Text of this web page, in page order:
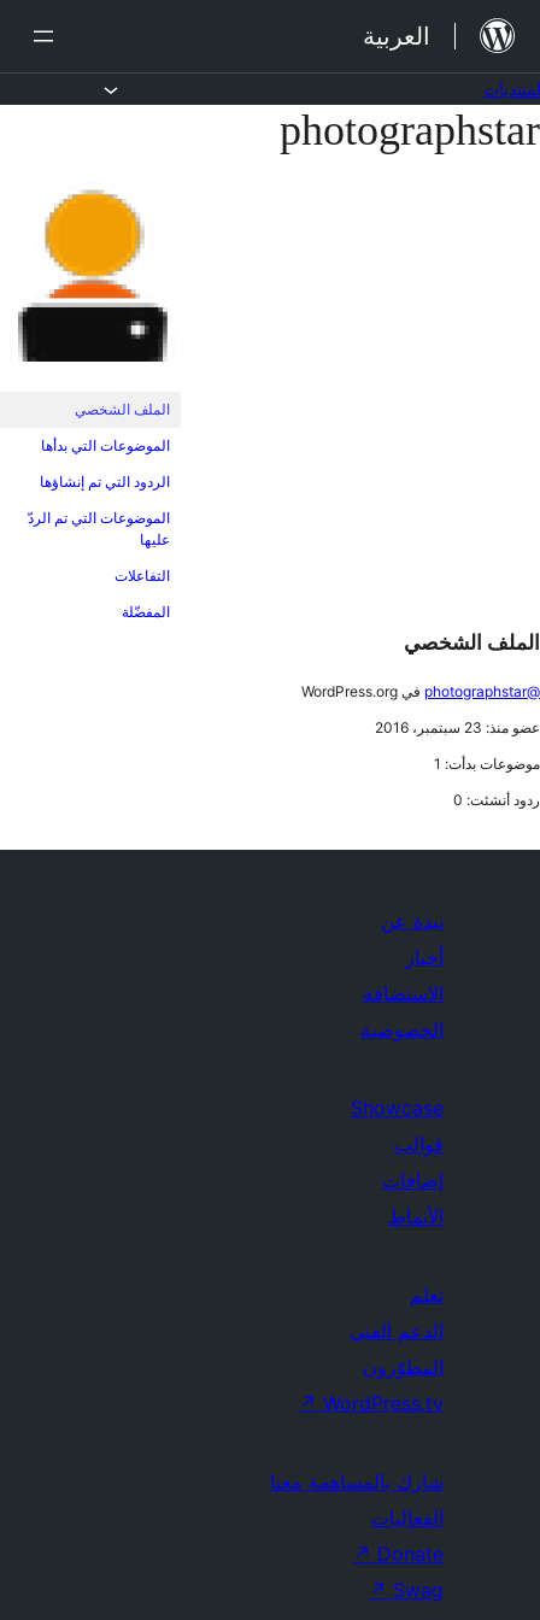
الانتقال
المحتوى
العربية
تخطي
photographstar
الملف الشخصي
الموضوعات التي بدأها
الردود التي تم إنشاؤها
الموضوعات التي تم الردّ
عليها
التفاعلات
المفضّلة
الملف الشخصي
@photographstar
في WordPress.org
عضو منذ: 23 سبتمبر، 2016
موضوعات بدأت: 1
ردود أنشئت: 0
نبذة عن
أخبار
الاستضافة
الخصوصية
Showcase
قوالب
إضافات
الأنماط
تعلم
الدعم الفني
المطوّرون
WordPress.tv
↗
شارك بالمساهمة معنا
الفعاليات
Donate
↗
Swag
↗